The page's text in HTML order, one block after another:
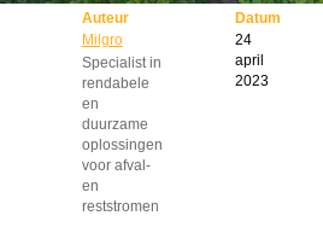
Auteur
Milgro
Specialist in
rendabele
en
duurzame
oplossingen
voor afval-
en
reststromen
Datum
24
april
2023